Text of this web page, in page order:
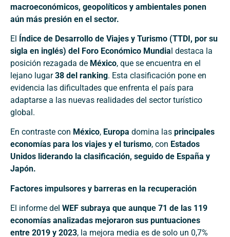
macroeconómicos, geopolíticos y ambientales ponen
aún más presión en el sector.
El Índice de Desarrollo de Viajes y Turismo (TTDI, por su
sigla en inglés) del Foro Económico Mundial destaca la
posición rezagada de México, que se encuentra en el
lejano lugar38 del ranking. Esta clasificación pone en
evidencia las dificultades que enfrenta el país para
adaptarse a las nuevas realidades del sector turístico
global.
En contraste con México, Europa domina las principales
economías para los viajes y el turismo, con Estados
Unidos liderando la clasificación, seguido de España y
Japón.
Factores impulsores y barreras en la recuperación
El informe del WEF subraya que aunque 71 de las 119
economías analizadas mejoraron sus puntuaciones
entre 2019 y 2023, la mejora media es de solo un 0,7%